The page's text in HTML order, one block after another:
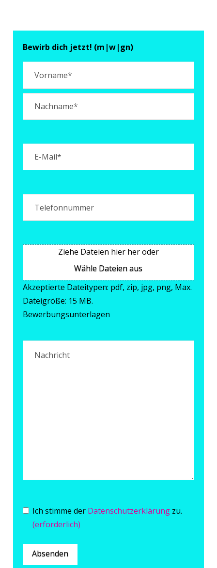
Bewirb dich jetzt! (m|w|gn)
Bewerbungsunterlagen
Ziehe Dateien hier her oder
Wähle Dateien aus
Akzeptierte Dateitypen: pdf, zip, jpg, png, Max.
Dateigröße: 15 MB.
Bewerbungsunterlagen
Einwilligung(erforderlich)
Ich stimme der Datenschutzerklärungzu.
(erforderlich)